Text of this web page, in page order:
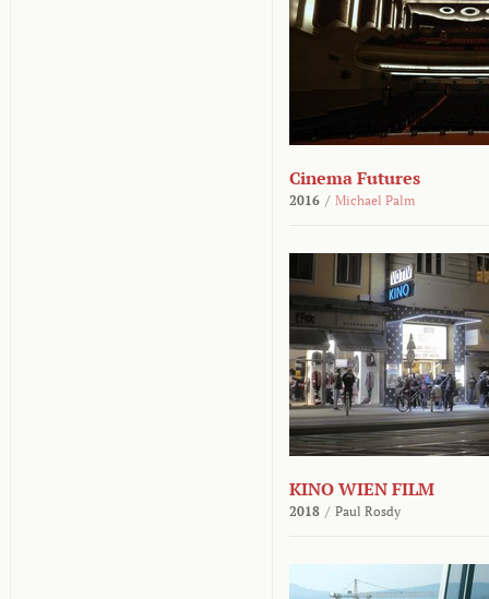
Cinema Futures
2016 / Michael Palm
KINO WIEN FILM
2018 / Paul Rosdy